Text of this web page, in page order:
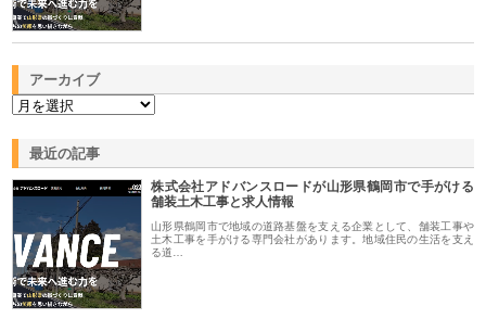
アーカイブ
最近の記事
株式会社アドバンスロードが山形県鶴岡市で手がける
舗装土木工事と求人情報
山形県鶴岡市で地域の道路基盤を支える企業として、舗装工事や
土木工事を手がける専門会社があります。地域住民の生活を支え
る道…